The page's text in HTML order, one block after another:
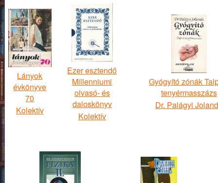
Lányok
évkönyve
70
Kolektív
Ezer esztendő
Millenniumi
olvasó- és
daloskönyv
Kolektív
Gyógyító zónák
tenyérmasszázs
Dr. Palágyi